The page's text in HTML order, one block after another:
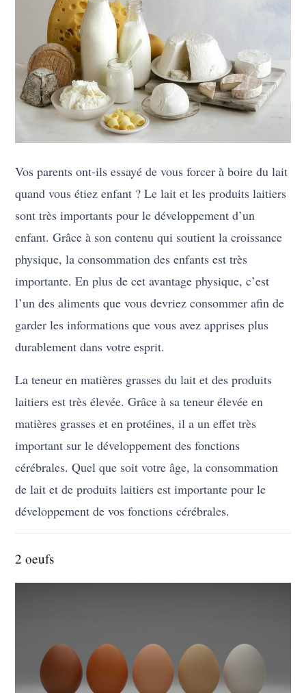
Vos parents ont-ils essayé de vous forcer à boire du lait
quand vous étiez enfant ? Le lait et les produits laitiers
sont très importants pour le développement d’un
enfant. Grâce à son contenu qui soutient la croissance
physique, la consommation des enfants est très
importante. En plus de cet avantage physique, c’est
l’un des aliments que vous devriez consommer afin de
garder les informations que vous avez apprises plus
durablement dans votre esprit.
La teneur en matières grasses du lait et des produits
laitiers est très élevée. Grâce à sa teneur élevée en
matières grasses et en protéines, il a un effet très
important sur le développement des fonctions
cérébrales. Quel que soit votre âge, la consommation
de lait et de produits laitiers est importante pour le
développement de vos fonctions cérébrales.
2 oeufs